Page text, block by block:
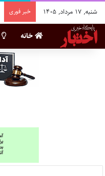
شنبه, ۱۷ مرداد, ۱۴۰۵ خبر فوری
خانه